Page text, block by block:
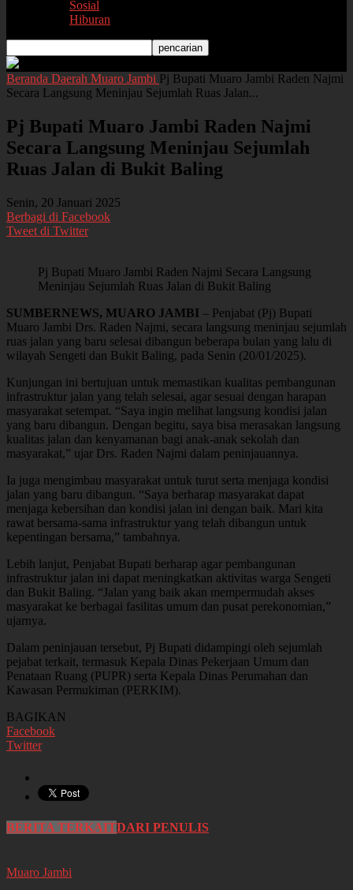
Sosial
Hiburan
Beranda Daerah Muaro Jambi Pj Bupati Muaro Jambi Raden Najmi
Secara Langsung Meninjau Sejumlah Ruas Jalan...
Pj Bupati Muaro Jambi Raden Najmi
Secara Langsung Meninjau Sejumlah
Ruas Jalan di Bukit Baling
Senin, 20 Januari 2025
Berbagi di Facebook
Tweet di Twitter
Pj Bupati Muaro Jambi Raden Najmi Secara Langsung
Meninjau Sejumlah Ruas Jalan di Bukit Baling
SUMBERNEWS, MUARO JAMBI – Penjabat (Pj) Bupati
Muaro Jambi Drs. Raden Najmi, secara langsung meninjau sejumlah
ruas jalan yang baru selesai dibangun beberapa bulan yang lalu di
wilayah Sengeti dan Bukit Baling, pada Senin (20/01/2025).
Kunjungan ini bertujuan untuk memastikan kualitas pembangunan
infrastruktur jalan yang telah selesai, agar sesuai dengan harapan
masyarakat setempat. “Saya ingin melihat langsung kondisi jalan
yang baru dibangun. Dengan begitu, saya bisa merasakan langsung
kualitas jalan dan kenyamanan bagi anak-anak sekolah dan
masyarakat,” ujar Drs. Raden Najmi dalam peninjauannya.
Ia juga mengimbau masyarakat untuk turut serta menjaga kondisi
jalan yang baru dibangun. “Saya berharap masyarakat dapat
menjaga kebersihan dan kondisi jalan ini dengan baik. Mari kita
rawat bersama-sama infrastruktur yang telah dibangun untuk
kepentingan bersama,” tambahnya.
Lebih lanjut, Penjabat Bupati berharap agar pembangunan
infrastruktur jalan ini dapat meningkatkan aktivitas warga Sengeti
dan Bukit Baling. “Jalan yang baik akan mempermudah akses
masyarakat ke berbagai fasilitas umum dan pusat perekonomian,”
ujarnya.
Dalam peninjauan tersebut, Pj Bupati didampingi oleh sejumlah
pejabat terkait, termasuk Kepala Dinas Pekerjaan Umum dan
Penataan Ruang (PUPR) serta Kepala Dinas Perumahan dan
Kawasan Permukiman (PERKIM).
BAGIKAN
Facebook
Twitter
BERITA TERKAITDARI PENULIS
Muaro Jambi